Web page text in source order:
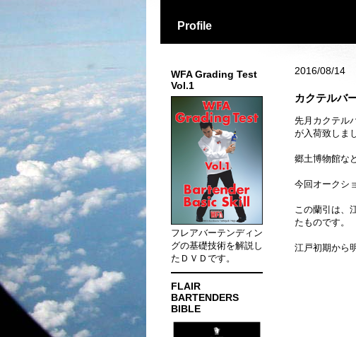
Profile
2016/08/14
カクテルバ
先月カクテル
が入荷致しま
郷土博物館な
今回オークシ
この蘭引は、
たものです。
江戸初期から
WFA Grading Test
Vol.1
フレアバーテンディン
グの基礎技術を解説し
たＤＶＤです。
FLAIR
BARTENDERS
BIBLE